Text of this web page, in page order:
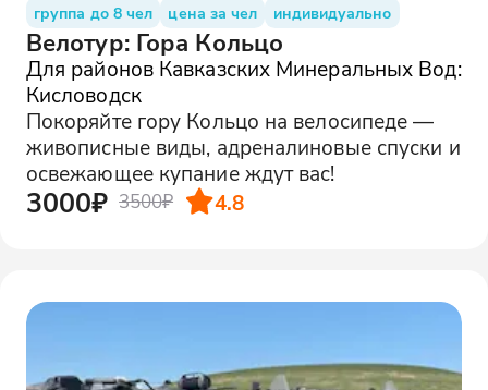
группа до 8 чел цена за чел индивидуально
Велотур: Гора Кольцо
Для районов Кавказских Минеральных Вод:
Кисловодск
Покоряйте гору Кольцо на велосипеде —
живописные виды, адреналиновые спуски и
освежающее купание ждут вас!
3000₽ 3500₽ 4.8